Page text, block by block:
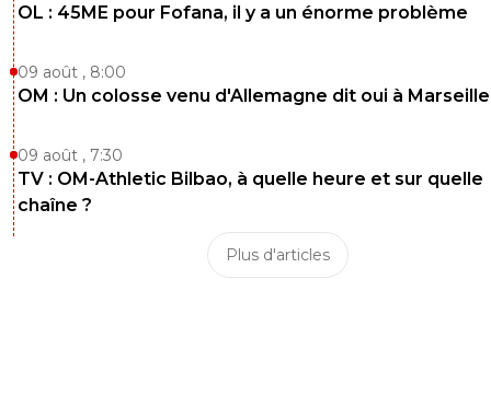
OL : 45ME pour Fofana, il y a un énorme problème
09 août , 8:00
OM : Un colosse venu d'Allemagne dit oui à Marseille
09 août , 7:30
TV : OM-Athletic Bilbao, à quelle heure et sur quelle
chaîne ?
Plus d'articles